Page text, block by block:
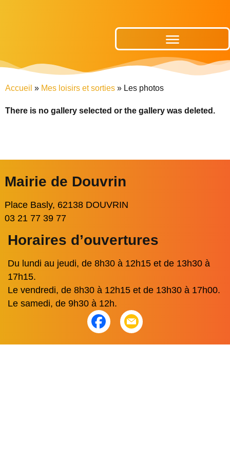
Accueil » Mes loisirs et sorties » Les photos
There is no gallery selected or the gallery was deleted.
Mairie de Douvrin
Place Basly, 62138 DOUVRIN
03 21 77 39 77
Horaires d’ouvertures
Du lundi au jeudi, de 8h30 à 12h15 et de 13h30 à
17h15.
Le vendredi, de 8h30 à 12h15 et de 13h30 à 17h00.
Le samedi, de 9h30 à 12h.